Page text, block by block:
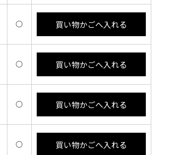
○ 買い物かごへ入れる
○ 買い物かごへ入れる
○ 買い物かごへ入れる
○ 買い物かごへ入れる